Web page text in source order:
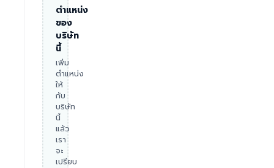
ตำแหน่ง
ของ
บริษัท
นี้
เพิ่ม
ตำแหน่ง
ให้
กับ
บริษัท
นี้
แล้ว
เรา
จะ
เปรียบ